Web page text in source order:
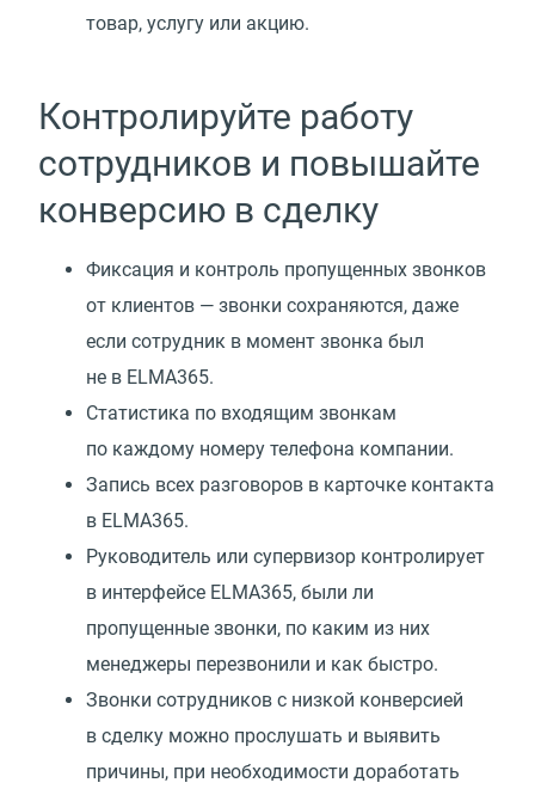
товар, услугу или акцию.
Контролируйте работу
сотрудников и повышайте
конверсию в сделку
Фиксация и контроль пропущенных звонков
от клиентов — звонки сохраняются, даже
если сотрудник в момент звонка был
не в ELMA365.
Статистика по входящим звонкам
по каждому номеру телефона компании.
Запись всех разговоров в карточке контакта
в ELMA365.
Руководитель или супервизор контролирует
в интерфейсе ELMA365, были ли
пропущенные звонки, по каким из них
менеджеры перезвонили и как быстро.
Звонки сотрудников с низкой конверсией
в сделку можно прослушать и выявить
причины, при необходимости доработать